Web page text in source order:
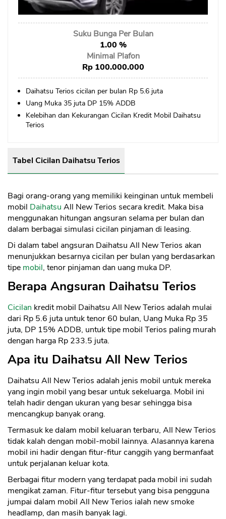
Sekuritas Saham
Exchange
Asuransi
Asuransi Jiwa
Asuransi Syariah
Suku Bunga Per Bulan
1.00 %
Minimal Plafon
Rp 100.000.000
Daihatsu Terios cicilan per bulan Rp 5.6 juta
Uang Muka 35 juta DP 15% ADDB
Kelebihan dan Kekurangan Cicilan Kredit Mobil Daihatsu
Terios
Tabel Cicilan Daihatsu Terios
Bagi orang-orang yang memiliki keinginan untuk membeli
mobil Daihatsu All New Terios secara kredit. Maka bisa
menggunakan hitungan angsuran selama per bulan dan
dalam berbagai simulasi cicilan pinjaman di leasing.
Di dalam tabel angsuran Daihatsu All New Terios akan
menunjukkan besarnya cicilan per bulan yang berdasarkan
tipe mobil, tenor pinjaman dan uang muka DP.
Berapa Angsuran Daihatsu Terios
Cicilan kredit mobil Daihatsu All New Terios adalah mulai
dari Rp 5.6 juta untuk tenor 60 bulan, Uang Muka Rp 35
juta, DP 15% ADDB, untuk tipe mobil Terios paling murah
dengan harga Rp 233.5 juta.
Apa itu Daihatsu All New Terios
Daihatsu All New Terios adalah jenis mobil untuk mereka
yang ingin mobil yang besar untuk sekeluarga. Mobil ini
telah hadir dengan ukuran yang besar sehingga bisa
mencangkup banyak orang.
Termasuk ke dalam mobil keluaran terbaru, All New Terios
tidak kalah dengan mobil-mobil lainnya. Alasannya karena
mobil ini hadir dengan fitur-fitur canggih yang bermanfaat
untuk perjalanan keluar kota.
Berbagai fitur modern yang terdapat pada mobil ini sudah
mengikat zaman. Fitur-fitur tersebut yang bisa pengguna
jumpai dalam mobil All New Terios ialah new smoke
headlamp, dan masih banyak lagi.